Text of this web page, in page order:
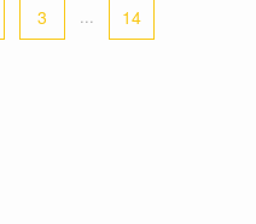
3 ... 14